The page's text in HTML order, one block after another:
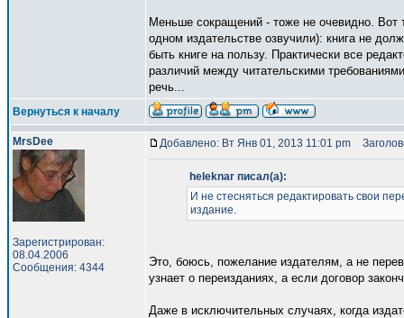
Меньше сокращений - тоже не очевидно. Вот
одном издательстве озвучили): книга не
быть книге на пользу. Практически все
различий между читательскими
речь...
Вернуться к началу
MrsDee
Зарегистрирован:
08.04.2006
Сообщения: 4344
Добавлено: Вт Янв 01, 2013 11:01 pm
heleknar писал(а):
И не стесняться редактировать свои
издание.
Это, боюсь, пожелание издателям, а не
узнает о переизданиях, а если договор
Даже в исключительных случаях, когда